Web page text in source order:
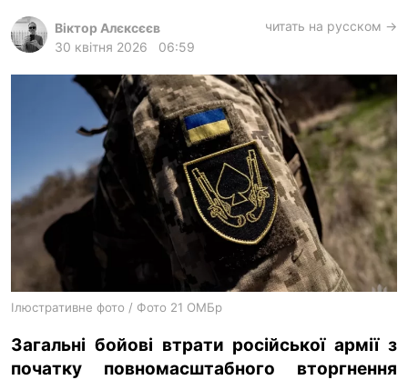
лонгріди
харків
архів
gambling
Віктор Алєксєєв
30 квітня 2026
06:59
читать на русском →
Ілюстративне фото / Фото 21 ОМБр
Загальні бойові втрати російської армії з
початку повномасштабного вторгнення